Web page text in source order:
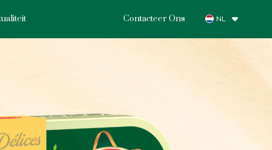
Contacteer Ons NL